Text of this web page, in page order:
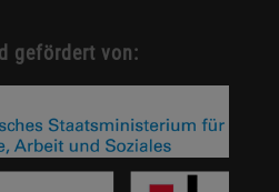
gefördert von: